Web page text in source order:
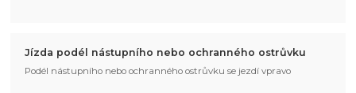
Jízda podél nástupního nebo ochranného ostrůvku
Podél nástupního nebo ochranného ostrůvku se jezdí vpravo